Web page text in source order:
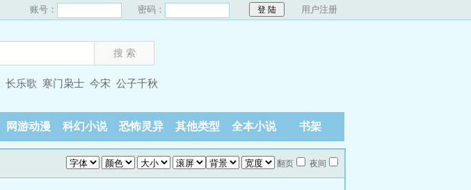
账号： 密码： 用户注册
长乐歌 寒门枭士 今宋 公子千秋
网游动漫 科幻小说 恐怖灵异 其他类型 全本小说 书架
翻页 夜间